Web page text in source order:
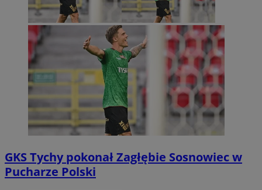
GKS Tychy pokonał Zagłębie Sosnowiec w
Pucharze Polski